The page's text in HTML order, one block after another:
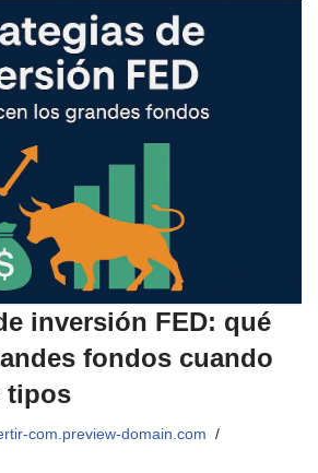
inversión FED: qué
fondos cuando
tipos
com.preview-domain.com